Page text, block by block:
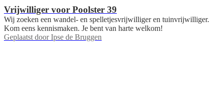
Vrijwilliger voor Poolster 39
Wij zoeken een wandel- en spelletjesvrijwilliger en tuinvrijwilliger.
Kom eens kennismaken. Je bent van harte welkom!
Geplaatst door Ipse de Bruggen